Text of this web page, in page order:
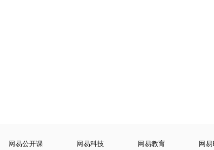
网易公开课 网易科技 网易教育 网易